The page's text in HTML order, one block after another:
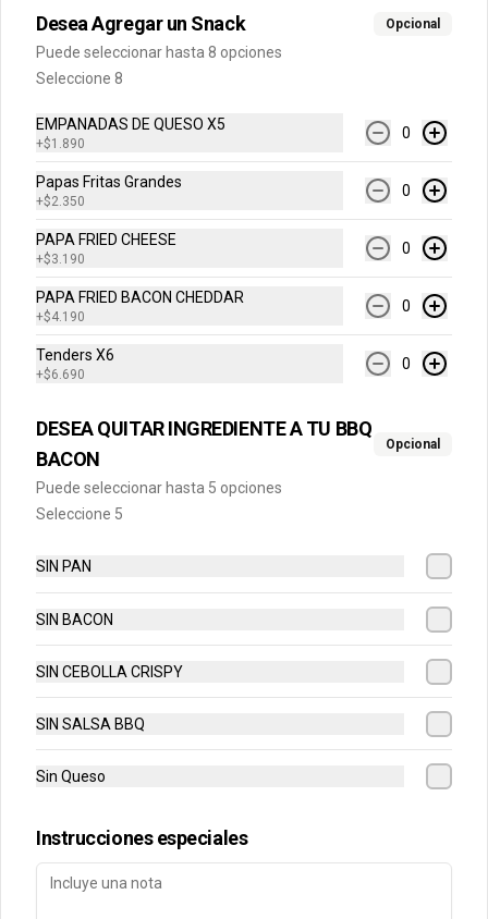
Conócenos
Internacional
Cuentanos como te fue
DEGASA
Trabaja con nosotros
Locales
Política de privacidad
Redes sociales
Instagram
Mi cuenta
Desea Agregar un Snack Opcional
Puede seleccionar hasta 8 opciones
Seleccione 8
EMPANADAS DE QUESO X5
+$1.890
0
Papas Fritas Grandes
+$2.350
0
PAPA FRIED CHEESE
+$3.190
0
PAPA FRIED BACON CHEDDAR
+$4.190
0
Tenders X6
+$6.690
0
DESEA QUITAR INGREDIENTE A TU BBQ
BACON
Opcional
Puede seleccionar hasta 5 opciones
Seleccione 5
SIN PAN
SIN BACON
SIN CEBOLLA CRISPY
SIN SALSA BBQ
Sin Queso
Instrucciones especiales